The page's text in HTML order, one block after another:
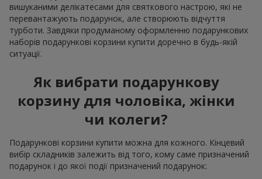
вишуканими делікатесами для святкового настрою, які не
перевантажують подарунок, але створюють відчуття
турботи. Завдяки продуманому оформленню подарункових
наборів подарункові корзини купити доречно в будь-якій
ситуації.
Як вибрати подарункову
корзину для чоловіка, жінки
чи колеги?
Подарункові корзини купити можна для кожного. Кінцевий
вибір складників залежить від того, кому саме призначений
подарунок і до якої події призначений подарунок: